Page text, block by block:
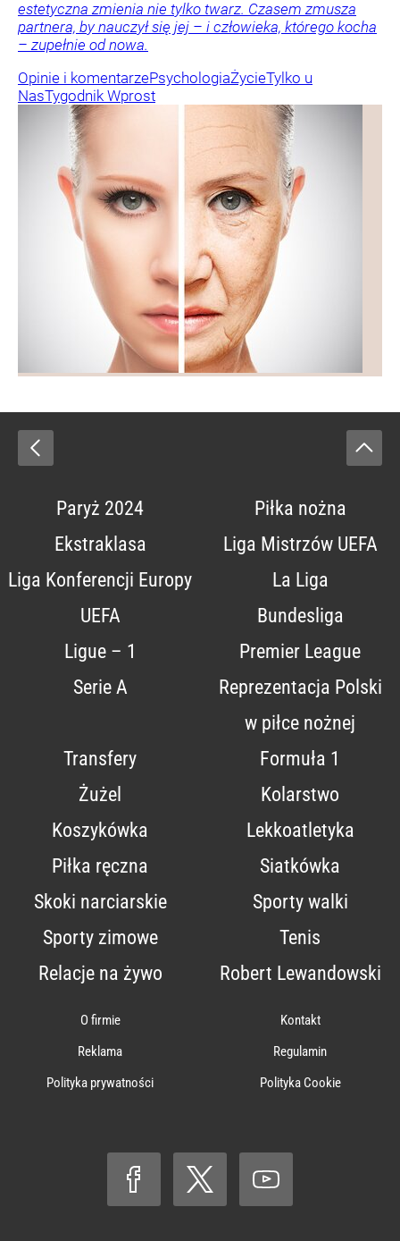
estetyczna zmienia nie tylko twarz. Czasem zmusza
partnera, by nauczył się jej – i człowieka, którego kocha
– zupełnie od nowa.
Opinie i komentarzePsychologiaŻycieTylko u
NasTygodnik Wprost
Paryż 2024
Piłka nożna
Ekstraklasa
Liga Mistrzów UEFA
Liga Konferencji Europy
UEFA
La Liga
Bundesliga
Ligue – 1
Premier League
Serie A
Reprezentacja Polski
w piłce nożnej
Transfery
Formuła 1
Żużel
Kolarstwo
Koszykówka
Lekkoatletyka
Piłka ręczna
Siatkówka
Skoki narciarskie
Sporty walki
Sporty zimowe
Tenis
Relacje na żywo
Robert Lewandowski
O firmie
Kontakt
Reklama
Regulamin
Polityka prywatności
Polityka Cookie